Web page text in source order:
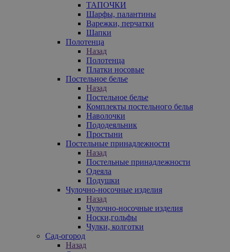
ТАПОЧКИ
Шарфы, палантины
Варежки, перчатки
Шапки
Полотенца
Назад
Полотенца
Платки носовые
Постельное белье
Назад
Постельное белье
Комплекты постельного белья
Наволочки
Пододеяльник
Простыни
Постельные принадлежности
Назад
Постельные принадлежности
Одеяла
Подушки
Чулочно-носочные изделия
Назад
Чулочно-носочные изделия
Носки,гольфы
Чулки, колготки
Сад-огород
Назад